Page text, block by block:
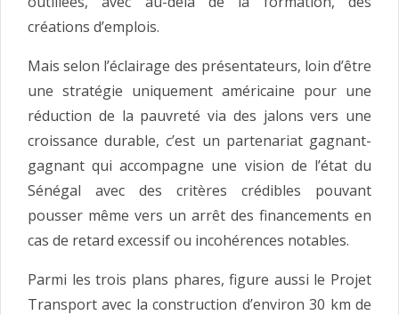
créations d’emplois.
Mais selon l’éclairage des présentateurs, loin d’être
une stratégie uniquement américaine pour une
réduction de la pauvreté via des jalons vers une
croissance durable, c’est un partenariat gagnant-
gagnant qui accompagne une vision de l’état du
Sénégal avec des critères crédibles pouvant
pousser même vers un arrêt des financements en
cas de retard excessif ou incohérences notables.
Parmi les trois plans phares, figure aussi le Projet
Transport avec la construction d’environ 30 km de